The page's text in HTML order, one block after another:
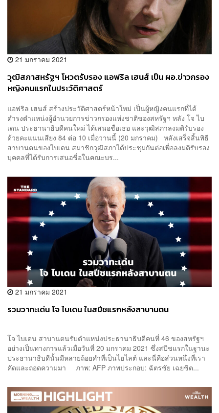
21 มกราคม 2021
วุฒิสภาสหรัฐฯ โหวตรับรอง แอฟริล เฮนส์ เป็น ผอ.ข่าวกรอง
หญิงคนแรกในประวัติศาสตร์
แอฟริล เฮนส์ สร้างประวัติศาสตร์หน้าใหม่ เป็นผู้หญิงคนแรกที่ได้
ดำรงตำแหน่งผู้อำนวยการข่าวกรองแห่งชาติของสหรัฐฯ หลัง โจ ไบ
เดน ประธานาธิบดีคนใหม่ ได้เสนอชื่อเธอ และวุฒิสภาลงมติรับรอง
ด้วยคะแนนเสียง 84 ต่อ 10 เมื่อวานนี้ (20 มกราคม) หลังเสร็จสิ้นพิธี
สาบานตนของไบเดน สมาชิกวุฒิสภาได้ประชุมกันต่อเพื่อลงมติรับรอง
บุคคลที่ได้รับการเสนอชื่อในคณะบร...
21 มกราคม 2021
รวมวาทะเด่น โจ ไบเดน ในสปีชแรกหลังสาบานตน
โจ ไบเดน สาบานตนรับตำแหน่งประธานาธิบดีคนที่ 46 ของสหรัฐฯ
อย่างเป็นทางการแล้วเมื่อวันที่ 20 มกราคม 2021 ซึ่งสปีชแรกในฐานะ
ประธานาธิบดีนั้นมีหลายถ้อยคำที่เป็นไฮไลต์ และนี่คือส่วนหนึ่งที่เรา
คัดและถอดความมา ภาพ: AFP ภาพประกอบ: ฉัตรชัย เฉยชิต...